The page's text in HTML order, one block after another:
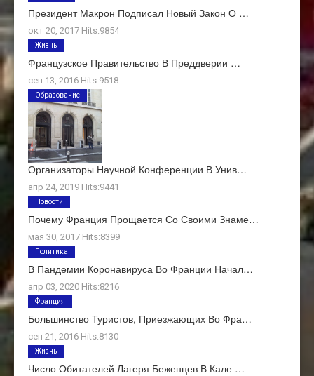
Президент Макрон Подписал Новый Закон О …
окт 20, 2017 Hits:9854
Французское Правительство В Преддверии …
сен 13, 2016 Hits:9518
Жизнь
Организаторы Научной Конференции В Унив…
апр 24, 2019 Hits:9441
Образование
Почему Франция Прощается Со Своими Знаме…
мая 30, 2017 Hits:8399
Новости
В Пандемии Коронавируса Во Франции Начал…
апр 03, 2020 Hits:8216
Политика
Большинство Туристов, Приезжающих Во Фра…
сен 21, 2016 Hits:8130
Франция
Число Обитателей Лагеря Беженцев В Кале …
Жизнь